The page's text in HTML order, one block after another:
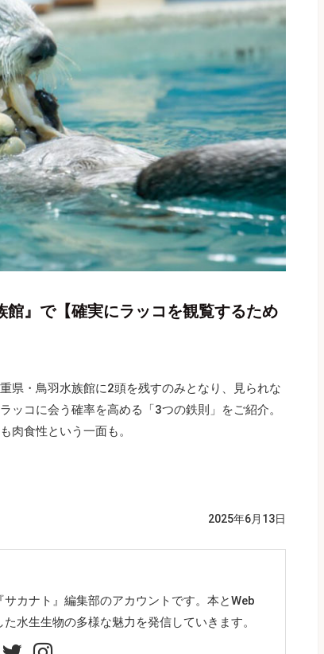
館』で【確実にラッコを観覧するため
県・鳥羽水族館に2頭を残すのみとなり、見られな
ッコに会う確率を高める「3つの鉄則」をご紹介。
肉食性という一面も。
2025年6月13日
カナト』編集部のアカウントです。本とWeb
水生生物の多様な魅力を発信していきます。